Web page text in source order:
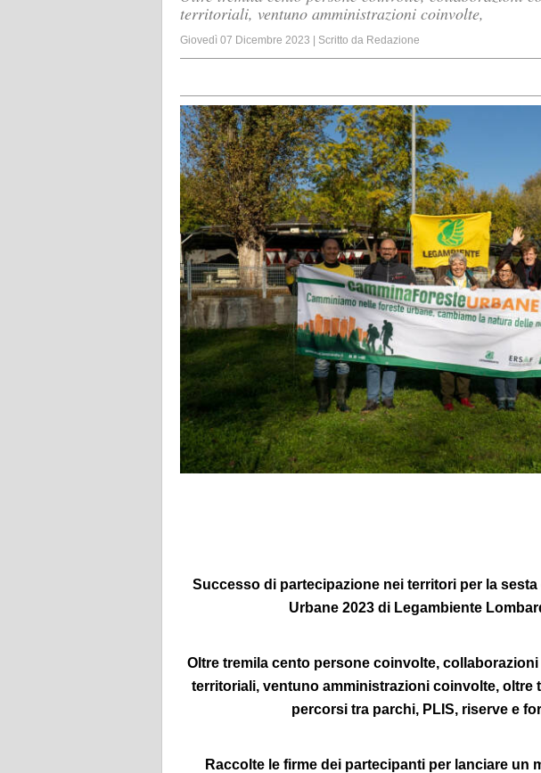
territoriali, ventuno amministrazioni coinvolte,
Giovedì 07 Dicembre 2023 | Scritto da Redazione
Successo di partecipazione nei territori per la
Urbane 2023 di Legambiente
Oltre tremila cento persone coinvolte,
territoriali, ventuno amministrazioni coinvolte, oltre
percorsi tra parchi, PLIS, riserve e
Raccolte le firme dei partecipanti per lanciare un